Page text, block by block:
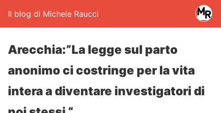
Il blog di Michele Raucci
Arecchia:”La legge sul parto
anonimo ci costringe per la vita
intera a diventare investigatori di